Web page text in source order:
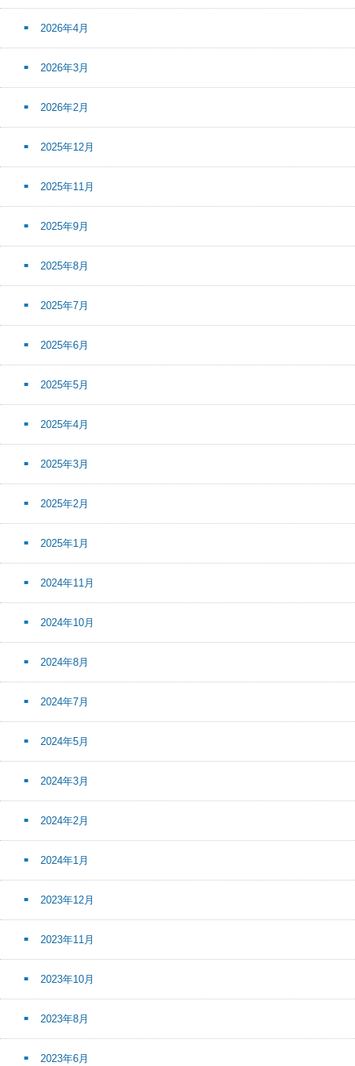
2026年4月
2026年3月
2026年2月
2025年12月
2025年11月
2025年9月
2025年8月
2025年7月
2025年6月
2025年5月
2025年4月
2025年3月
2025年2月
2025年1月
2024年11月
2024年10月
2024年8月
2024年7月
2024年5月
2024年3月
2024年2月
2024年1月
2023年12月
2023年11月
2023年10月
2023年8月
2023年6月